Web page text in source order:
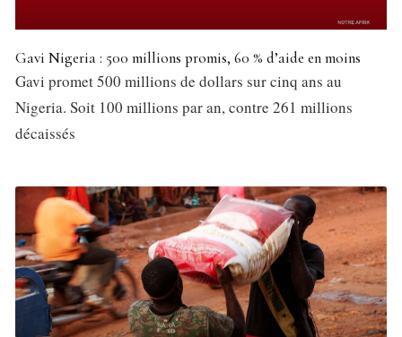
Gavi Nigeria : 500 millions promis, 60 % d’aide en moins
Gavi promet 500 millions de dollars sur cinq ans au
Nigeria. Soit 100 millions par an, contre 261 millions
décaissés